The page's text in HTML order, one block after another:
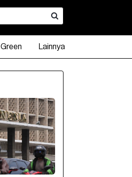
Green Lainnya